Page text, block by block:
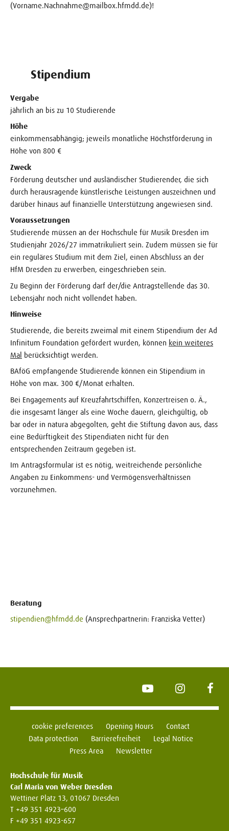
(Vorname.Nachnahme@mailbox.hfmdd.de)!
Stipendium
Vergabe
jährlich an bis zu 10 Studierende
Höhe
einkommensabhängig; jeweils monatliche Höchstförderung in
Höhe von 800 €
Zweck
Förderung deutscher und ausländischer Studierender, die sich
durch herausragende künstlerische Leistungen auszeichnen und
darüber hinaus auf finanzielle Unterstützung angewiesen sind.
Voraussetzungen
Studierende müssen an der Hochschule für Musik Dresden im
Studienjahr 2026/27 immatrikuliert sein. Zudem müssen sie für
ein reguläres Studium mit dem Ziel, einen Abschluss an der
HfM Dresden zu erwerben, eingeschrieben sein.
Zu Beginn der Förderung darf der/die Antragstellende das 30.
Lebensjahr noch nicht vollendet haben.
Hinweise
Studierende, die bereits zweimal mit einem Stipendium der Ad
Infinitum Foundation gefördert wurden, können kein weiteres
Mal berücksichtigt werden.
BAföG empfangende Studierende können ein Stipendium in
Höhe von max. 300 €/Monat erhalten.
Bei Engagements auf Kreuzfahrtschiffen, Konzertreisen o. Ä.,
die insgesamt länger als eine Woche dauern, gleichgültig, ob
bar oder in natura abgegolten, geht die Stiftung davon aus, dass
eine Bedürftigkeit des Stipendiaten nicht für den
entsprechenden Zeitraum gegeben ist.
Im Antragsformular ist es nötig, weitreichende persönliche
Angaben zu Einkommens- und Vermögensverhältnissen
vorzunehmen.
Beratung
stipendien@hfmdd.de (Ansprechpartnerin: Franziska Vetter)
YouTube Instagram
cookie preferences Opening Hours
Contact
Data protection
Barrierefreiheit
Legal Notice
Press Area
Newsletter
Hochschule für Musik
Carl Maria von Weber Dresden
Wettiner Platz 13, 01067 Dresden
T +49 351 4923–600
F +49 351 4923-657